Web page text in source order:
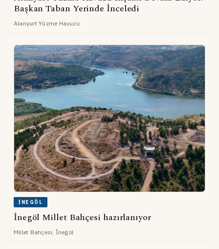
Başkan Taban Yerinde İnceledi
Alanyurt Yüzme Havuzu
İNEGÖL
İnegöl Millet Bahçesi hazırlanıyor
Millet Bahçesi, İnegöl